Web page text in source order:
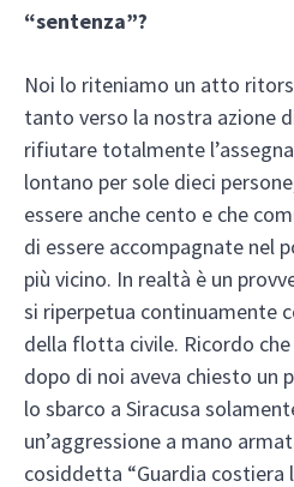
“sentenza”?
Noi lo riteniamo un atto
tanto verso la nostra azione
rifiutare totalmente
lontano per sole dieci
essere anche cento e che
di essere accompagnate nel
più vicino. In realtà è un
si riperpetua continuamente
della flotta civile. Ricordo che
dopo di noi aveva chiesto un
lo sbarco a Siracusa
un’aggressione a mano
cosiddetta “Guardia costiera